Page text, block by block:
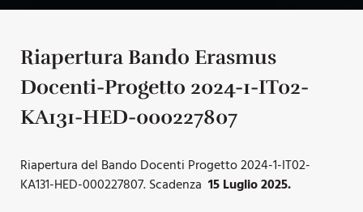
Riapertura Bando Erasmus
Docenti-Progetto 2024-1-IT02-
KA131-HED-000227807
Riapertura del Bando Docenti Progetto 2024-1-IT02-
KA131-HED-000227807. Scadenza 15 Luglio 2025.